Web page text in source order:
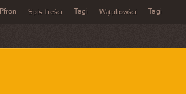
Pfron Spis Treści Tagi Wątpliowści Tagi